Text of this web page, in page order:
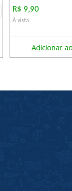
R$ 9,90
À vista
Adicionar